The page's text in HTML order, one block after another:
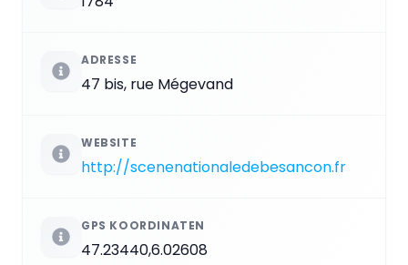
ADRESSE
47 bis, rue Mégevand
WEBSITE
http://scenenationaledebesancon.fr
GPS KOORDINATEN
47.23440,6.02608